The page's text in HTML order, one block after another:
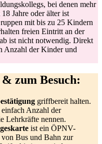
bei denen mehr
Jahre oder älter ist
mit bis zu 25 Kindern
freien Eintritt an der
ist nicht notwendig. Direkt
Anzahl der Kinder und
zum Besuch:
griffbereit halten.
Anzahl der
Lehrkräfte nennen.
ist ein ÖPNV-
Bus und Bahn zur